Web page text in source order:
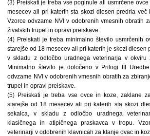
(3) Preiskati je treba vse poginule ali usmrčene
mesecev ali pri katerih sta skozi dlesen predrla več
Vzorce odvzame NVI v odobrenih vmesnih obratih
živalskih trupel in opravi preiskave.
(4) Preiskati je treba minimalno število usmrčenih
starejše od 18 mesecev ali pri katerih je skozi dlesen
v skladu z odločbo uradnega veterinarja v okviru
Minimalno število je določeno v Prilogi III Uredbe
odvzame NVI v odobrenih vmesnih obratih za
trupel in opravi preiskave.
(5) Preiskati je treba vse ovce in koze, zaklane
starejše od 18 mesecev ali pri katerih sta skozi
sekalca, v skladu z odločbo uradnega
klasičnega in atipičnega praskavca v tropu.
veterinarji v odobrenih klavnicah za klanje ovac in